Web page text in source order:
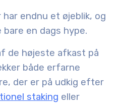
endnu et øjeblik, og
en dags hype.
de højeste afkast på
både erfarne
der er på udkig efter
staking eller